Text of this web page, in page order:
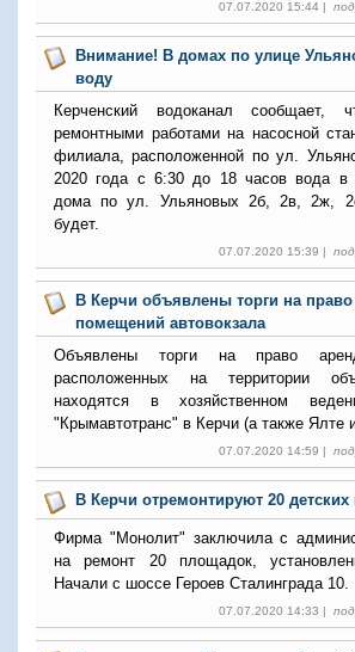
07.07.2020 15:44 |
Внимание! В домах по улице
воду
Керченский водоканал
ремонтными работами на насосной
филиала, расположенной по ул.
2020 года с 6:30 до 18 часов вода в
дома по ул. Ульяновых 2б, 2в, 2ж,
будет.
07.07.2020 15:39 |
В Керчи объявлены торги на
помещений автовокзала
Объявлены торги на право
расположенных на территории
находятся в хозяйственном
"Крымавтотранс" в Керчи (а также Ялте
07.07.2020 14:59 |
В Керчи отремонтируют 20
Фирма "Монолит" заключила с
на ремонт 20 площадок,
Начали с шоссе Героев Сталинграда 10.
07.07.2020 14:33 |